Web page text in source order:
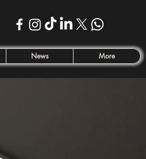
News More